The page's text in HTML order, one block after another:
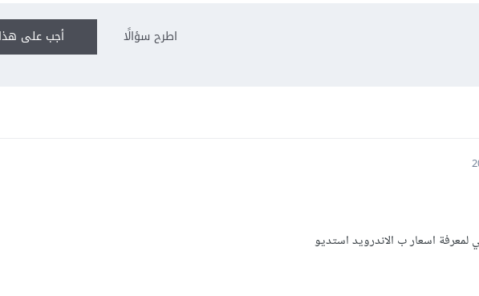
أجب على اطرح سؤالًا
لمعرفة اسعار ب الاندرويد استديو